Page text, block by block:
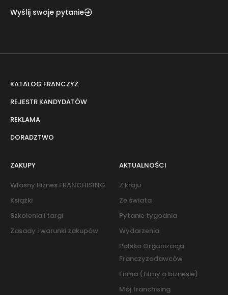
Wyślij swoje pytanie
KATALOG FRANCZYZ
REJESTR KANDYDATÓW
REKLAMA
DORADZTWO
ZAKUPY
Własny Biznes FRANCHISING
Książki
Szkolenia i targi
Zasady i warunki zakupów
AKTUALNOŚCI
Z kraju
Ze świata
Pytanie tygodnia
Wydarzenia
Polska Organizacja
Franczyzodawców
Firma (filmy o biznesie)
Mój franchising